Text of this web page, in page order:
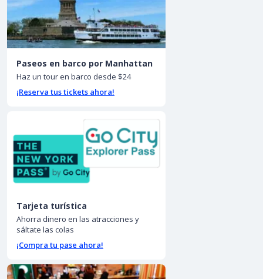
Paseos en barco por Manhattan
Haz un tour en barco desde $24
¡Reserva tus tickets ahora!
Tarjeta turística
Ahorra dinero en las atracciones y
sáltate las colas
¡Compra tu pase ahora!